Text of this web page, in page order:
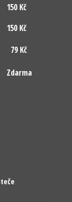
150 Kč
150 Kč
79 Kč
Zdarma